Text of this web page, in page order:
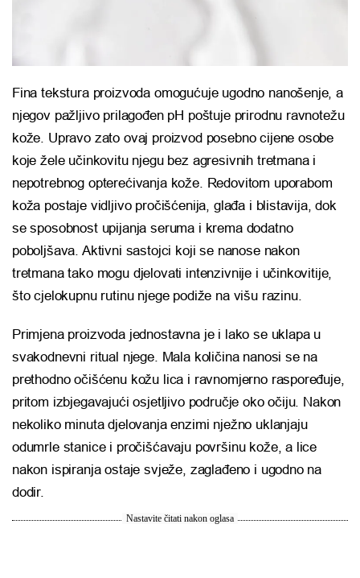
Fina tekstura proizvoda omogućuje ugodno nanošenje, a
njegov pažljivo prilagođen pH poštuje prirodnu ravnotežu
kože. Upravo zato ovaj proizvod posebno cijene osobe
koje žele učinkovitu njegu bez agresivnih tretmana i
nepotrebnog opterećivanja kože. Redovitom uporabom
koža postaje vidljivo pročišćenija, glađa i blistavija, dok
se sposobnost upijanja seruma i krema dodatno
poboljšava. Aktivni sastojci koji se nanose nakon
tretmana tako mogu djelovati intenzivnije i učinkovitije,
što cjelokupnu rutinu njege podiže na višu razinu.
Primjena proizvoda jednostavna je i lako se uklapa u
svakodnevni ritual njege. Mala količina nanosi se na
prethodno očišćenu kožu lica i ravnomjerno raspoređuje,
pritom izbjegavajući osjetljivo područje oko očiju. Nakon
nekoliko minuta djelovanja enzimi nježno uklanjaju
odumrle stanice i pročišćavaju površinu kože, a lice
nakon ispiranja ostaje svježe, zaglađeno i ugodno na
dodir.
Nastavite čitati nakon oglasa